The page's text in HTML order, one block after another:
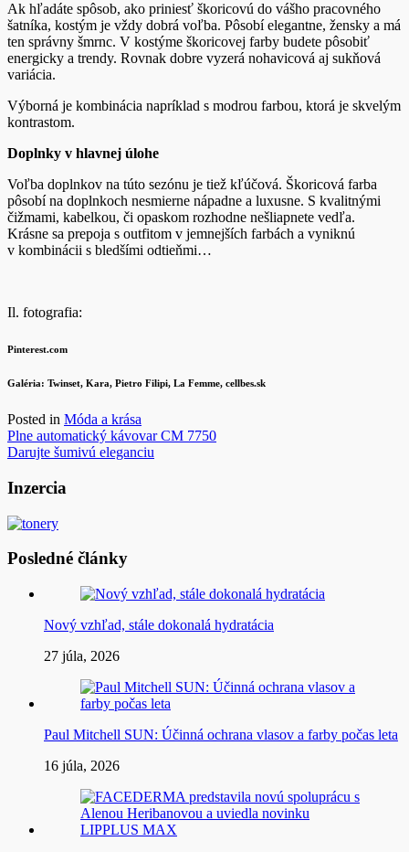
Ak hľadáte spôsob, ako priniesť škoricovú do vášho pracovného
šatníka, kostým je vždy dobrá voľba. Pôsobí elegantne, žensky a má
ten správny šmrnc. V kostýme škoricovej farby budete pôsobiť
energicky a trendy. Rovnak dobre vyzerá nohavicová aj sukňová
variácia.
Výborná je kombinácia napríklad s modrou farbou, ktorá je skvelým
kontrastom.
Doplnky v hlavnej úlohe
Voľba doplnkov na túto sezónu je tiež kľúčová. Škoricová farba
pôsobí na doplnkoch nesmierne nápadne a luxusne. S kvalitnými
čižmami, kabelkou, či opaskom rozhodne nešliapnete vedľa.
Krásne sa prepoja s outfitom v jemnejších farbách a vyniknú
v kombinácii s bledšími odtieňmi…
Il. fotografia:
Pinterest.com
Galéria: Twinset, Kara, Pietro Filipi, La Femme, cellbes.sk
Posted in Móda a krása
Navigácia
v
článku
Plne automatický kávovar CM 7750
Darujte šumivú eleganciu
Inzercia
Posledné články
Nový vzhľad, stále dokonalá hydratácia
27 júla, 2026
Paul Mitchell SUN: Účinná ochrana vlasov a farby počas leta
16 júla, 2026